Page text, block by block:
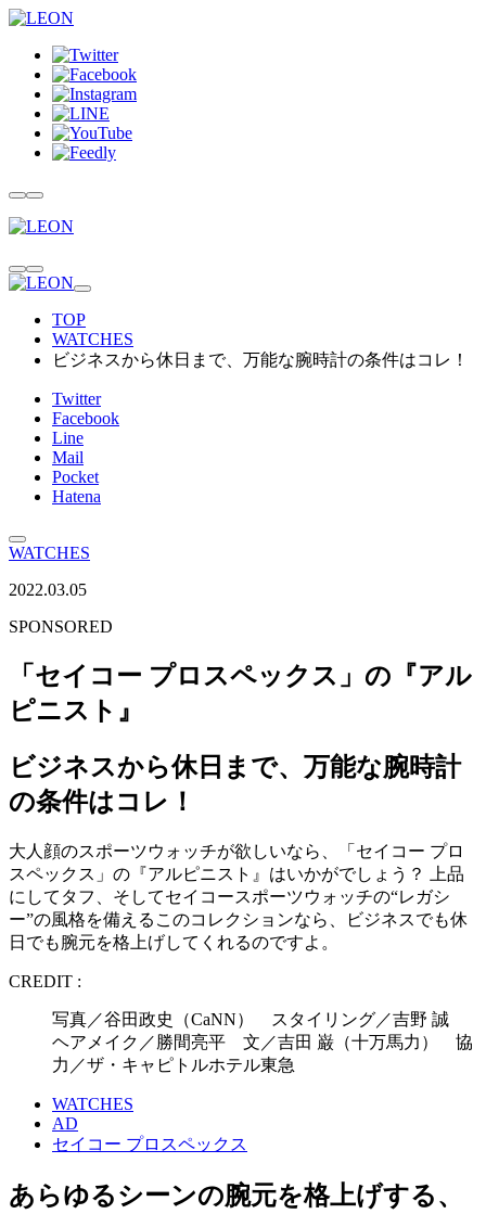
TOP
WATCHES
ビジネスから休日まで、万能な腕時計の条件はコレ！
Twitter
Facebook
Line
Mail
Pocket
Hatena
WATCHES
2022.03.05
SPONSORED
「セイコー プロスペックス」の『アル
ピニスト』
ビジネスから休日まで、万能な腕時計
の条件はコレ！
大人顔のスポーツウォッチが欲しいなら、「セイコー プロ
スペックス」の『アルピニスト』はいかがでしょう？ 上品
にしてタフ、そしてセイコースポーツウォッチの“レガシ
ー”の風格を備えるこのコレクションなら、ビジネスでも休
日でも腕元を格上げしてくれるのですよ。
CREDIT :
写真／谷田政史（CaNN） スタイリング／吉野 誠
ヘアメイク／勝間亮平 文／吉田 巌（十万馬力） 協
力／ザ・キャピトルホテル東急
WATCHES
AD
セイコー プロスペックス
あらゆるシーンの腕元を格上げする、